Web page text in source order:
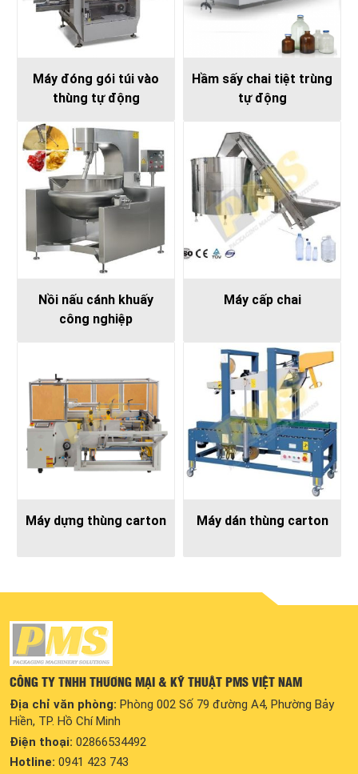
Máy đóng gói túi vào
thùng tự động
Hầm sấy chai tiệt trùng
tự động
Nồi nấu cánh khuấy
công nghiệp
Máy cấp chai
Máy dựng thùng carton Máy dán thùng carton
CÔNG TY TNHH THƯƠNG MẠI & KỸ THUẬT PMS VIỆT NAM
Địa chỉ văn phòng: Phòng 002 Số 79 đường A4, Phường Bảy
Hiền, TP. Hồ Chí Minh
Điện thoại: 02866534492
Hotline: 0941 423 743